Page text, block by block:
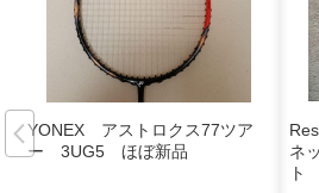
YONEX アストロクス77ツア
ー 3UG5 ほぼ新品
ネ
ト